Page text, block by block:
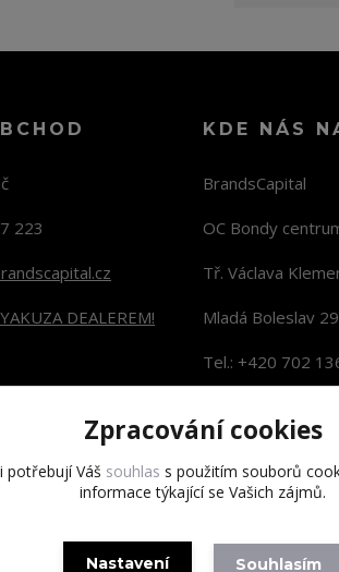
223
DEALEREM!
KDE NÁS
BrandsCapital
OC Bondy
Tř. Václava
Mladá Boleslav
Tel.: +420 702
Copyright 2020 BrandsCapital s.r.o.
Zpracování cookies
potřebují Váš souhlas s použitím souborů
informace týkající se Vašich zájmů.
Nastavení Souhlasím